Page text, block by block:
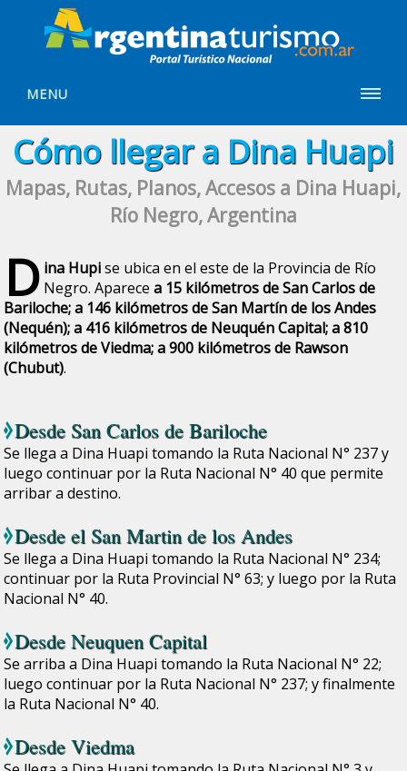
MENU
Cómo llegar a Dina Huapi
Mapas, Rutas, Planos, Accesos a Dina Huapi,
Río Negro, Argentina
D ina Hupise ubica en el este de la Provincia de Río
Negro. Aparecea 15 kilómetros de San Carlos de
Bariloche; a 146 kilómetros de San Martín de los Andes
(Nequén); a 416 kilómetros de Neuquén Capital; a 810
kilómetros de Viedma; a 900 kilómetros de Rawson
(Chubut).
Desde San Carlos de Bariloche
Se llega a Dina Huapi tomando la Ruta Nacional N° 237 y
luego continuar por la Ruta Nacional N° 40 que permite
arribar a destino.
Desde el San Martin de los Andes
Se llega a Dina Huapi tomando la Ruta Nacional N° 234;
continuar por la Ruta Provincial N° 63; y luego por la Ruta
Nacional N° 40.
DesdeNeuquen Capital
Se arriba a Dina Huapi tomando la Ruta Nacional N° 22;
luego continuar por la Ruta Nacional N° 237; y finalmente
la Ruta Nacional N° 40.
DesdeViedma